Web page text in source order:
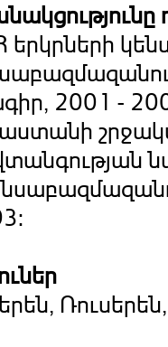
երկրների
2001 -